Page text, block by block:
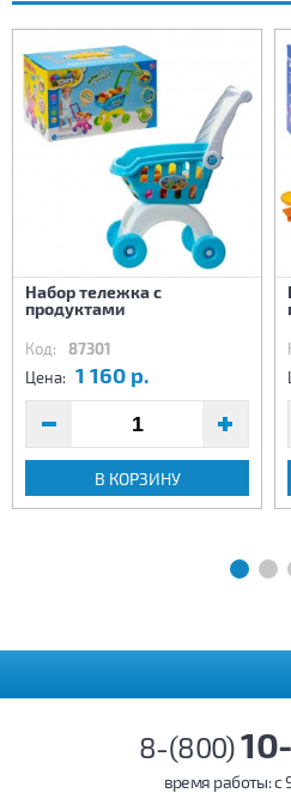
Набор тележка с
продуктами
Код: 87301
Цена: 1 160 р.
В КОРЗИНУ
8-(800)
время работы: c